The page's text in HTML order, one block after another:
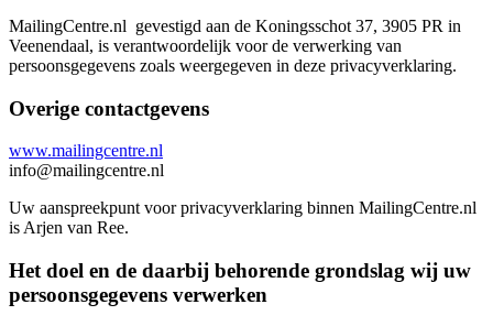
MailingCentre.nl gevestigd aan de Koningsschot 37, 3905 PR in
Veenendaal, is verantwoordelijk voor de verwerking van
persoonsgegevens zoals weergegeven in deze privacyverklaring.
Overige contactgevens
www.mailingcentre.nl
info@mailingcentre.nl
Uw aanspreekpunt voor privacyverklaring binnen MailingCentre.nl
is Arjen van Ree.
Het doel en de daarbij behorende grondslag wij uw
persoonsgegevens verwerken